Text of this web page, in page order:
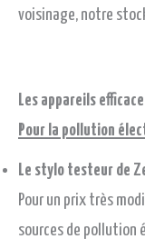
voisinage, notre
Les appareils
Pour la pollution
Le stylo testeur de
Pour un prix très
sources de pollution